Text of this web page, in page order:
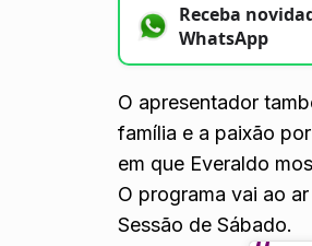
Receba
WhatsApp
O apresentador
família e a paixão
em que Everaldo
O programa vai ao
Sessão de Sábado.